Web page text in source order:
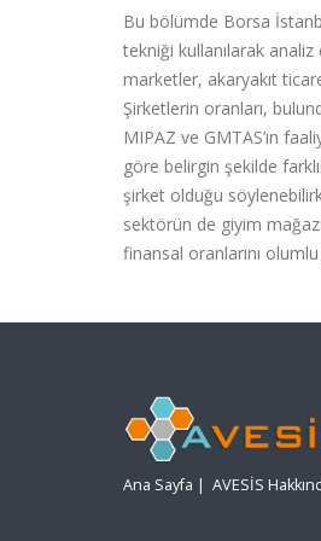
Bu bölümde Borsa
tekniği kullanılarak
marketler, akaryakıt
Şirketlerin oranları,
MIPAZ ve GMTAS’ın
göre belirgin şekilde
şirket olduğu
sektörün de giyim
finansal oranlarını
Ana Sayfa | AVESİS